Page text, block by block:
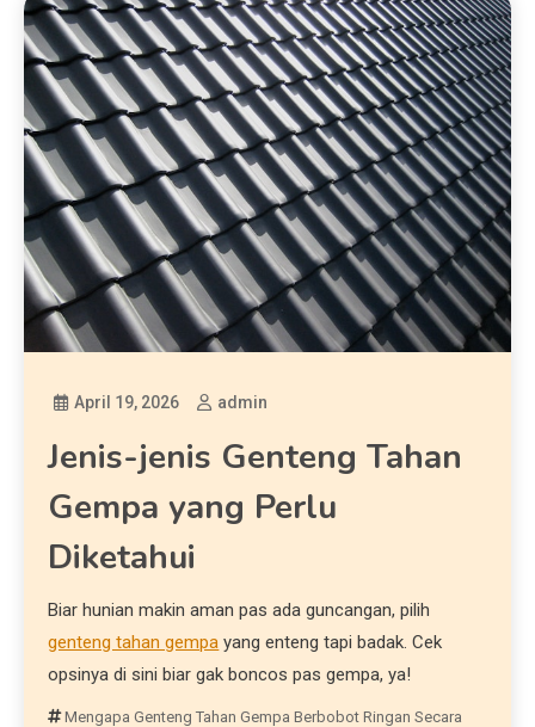
April 19, 2026 admin
Jenis-jenis Genteng Tahan
Gempa yang Perlu
Diketahui
Biar hunian makin aman pas ada guncangan, pilih
genteng tahan gempa yang enteng tapi badak. Cek
opsinya di sini biar gak boncos pas gempa, ya!
Mengapa Genteng Tahan Gempa Berbobot Ringan Secara